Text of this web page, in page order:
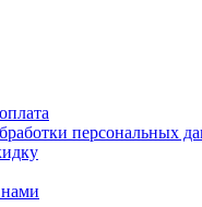
персональных
нами